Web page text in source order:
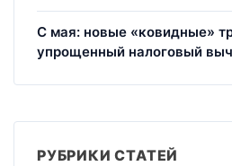
С мая: новые «ковидные»
упрощенный налоговый
РУБРИКИ СТАТЕЙ